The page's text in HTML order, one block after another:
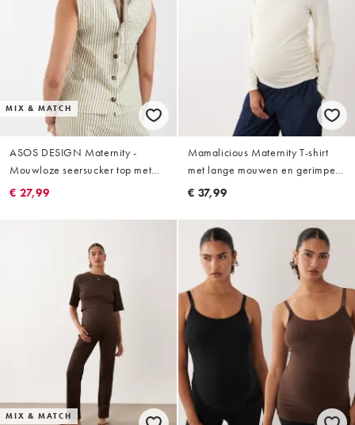
MIX & MATCH
ASOS DESIGN Maternity -
Mouwloze seersucker top met
strepen, deel van co-ord set
€ 27,99
Mamalicious Maternity T-shirt
met lange mouwen en gerimpeld
detail in crème
€ 37,99
MIX & MATCH